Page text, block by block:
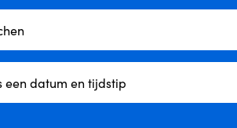
een datum en tijdstip